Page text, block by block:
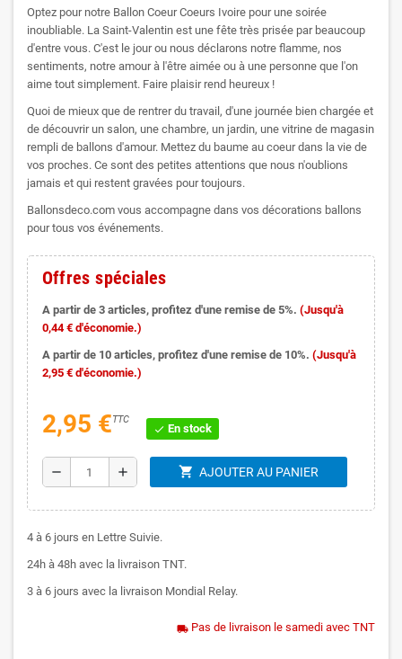
Optez pour notre Ballon Coeur Coeurs Ivoire pour une soirée
inoubliable. La Saint-Valentin est une fête très prisée par beaucoup
d'entre vous. C'est le jour ou nous déclarons notre flamme, nos
sentiments, notre amour à l'être aimée ou à une personne que l'on
aime tout simplement. Faire plaisir rend heureux !
Quoi de mieux que de rentrer du travail, d'une journée bien chargée et
de découvrir un salon, une chambre, un jardin, une vitrine de magasin
rempli de ballons d'amour. Mettez du baume au coeur dans la vie de
vos proches. Ce sont des petites attentions que nous n'oublions
jamais et qui restent gravées pour toujours.
Ballonsdeco.com vous accompagne dans vos décorations ballons
pour tous vos événements.
Offres spéciales
A partir de 3 articles, profitez d'une remise de 5%. (Jusqu'à
0,44 € d'économie.)
A partir de 10 articles, profitez d'une remise de 10%. (Jusqu'à
2,95 € d'économie.)
2,95 €TTC
check En stock
remove add shopping_cart AJOUTER AU PANIER
4 à 6 jours en Lettre Suivie.
24h à 48h avec la livraison TNT.
3 à 6 jours avec la livraison Mondial Relay.
local_shipping Pas de livraison le samedi avec TNT